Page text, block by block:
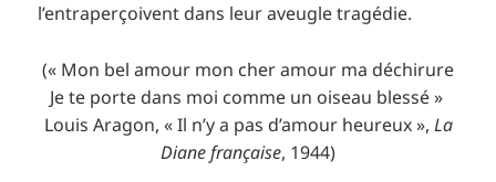
l’entraperçoivent dans leur aveugle tragédie.
(« Mon bel amour mon cher amour ma déchirure
Je te porte dans moi comme un oiseau blessé »
Louis Aragon, « Il n’y a pas d’amour heureux », La
Diane française, 1944)